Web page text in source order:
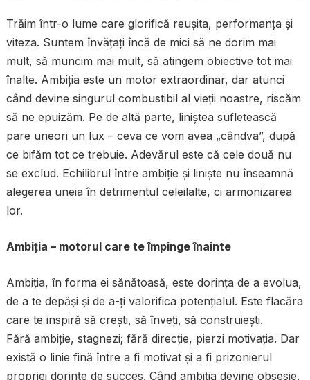
Trăim într-o lume care glorifică reușita, performanța și
viteza. Suntem învățați încă de mici să ne dorim mai
mult, să muncim mai mult, să atingem obiective tot mai
înalte. Ambiția este un motor extraordinar, dar atunci
când devine singurul combustibil al vieții noastre, riscăm
să ne epuizăm. Pe de altă parte, liniștea sufletească
pare uneori un lux – ceva ce vom avea „cândva”, după
ce bifăm tot ce trebuie. Adevărul este că cele două nu
se exclud. Echilibrul între ambiție și liniște nu înseamnă
alegerea uneia în detrimentul celeilalte, ci armonizarea
lor.
Ambiția – motorul care te împinge înainte
Ambiția, în forma ei sănătoasă, este dorința de a evolua,
de a te depăși și de a-ți valorifica potențialul. Este flacăra
care te inspiră să crești, să înveți, să construiești.
Fără ambiție, stagnezi; fără direcție, pierzi motivația. Dar
există o linie fină între a fi motivat și a fi prizonierul
propriei dorințe de succes. Când ambiția devine obsesie,